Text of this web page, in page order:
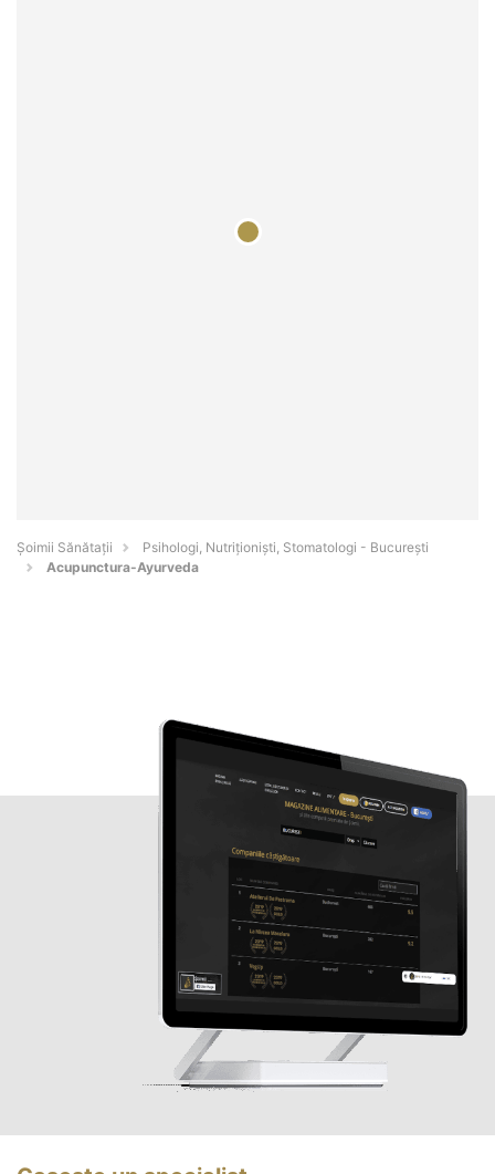
Şoimii Sănătații
Psihologi, Nutriționiști, Stomatologi - Bucureşti
Acupunctura-Ayurveda